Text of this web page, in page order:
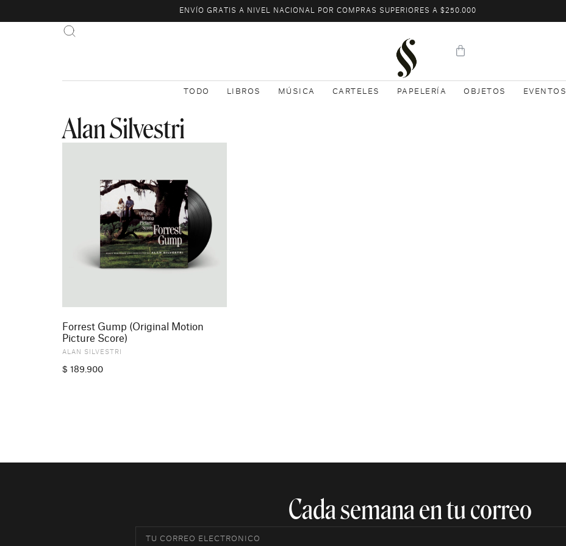
ENVÍO GRATIS A NIVEL NACIONAL POR COMPRAS SUPERIORES A $250.000
TODO LIBROS MÚSICA CARTELES PAPELERÍA OBJETOS EVENTOS
Alan Silvestri
Forrest Gump (Original Motion
Picture Score)
ALAN SILVESTRI
$ 189.900
Cada semana en tu correo​